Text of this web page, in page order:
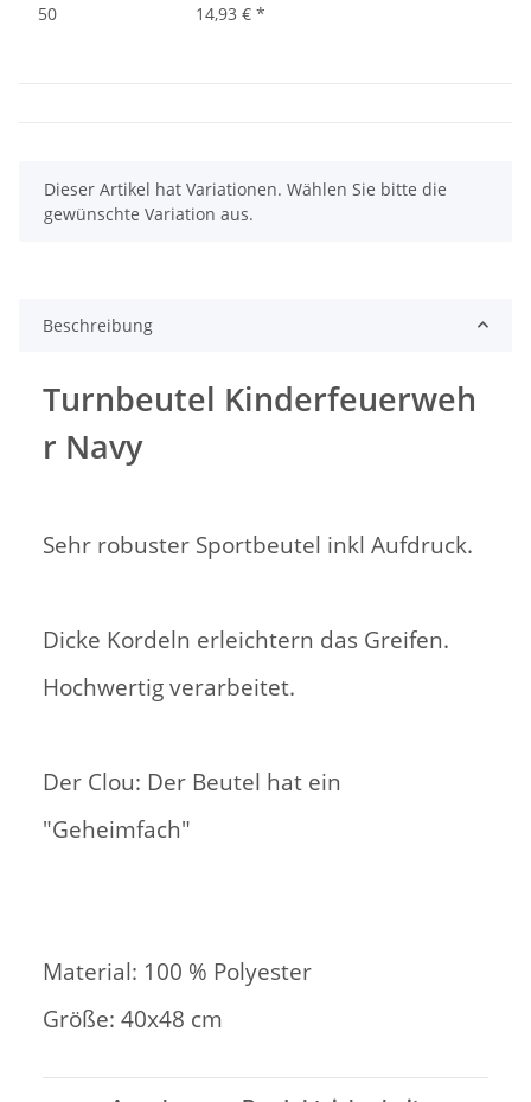
50
14,93 € *
x
Dieser Artikel hat Variationen. Wählen Sie bitte die
gewünschte Variation aus.
Beschreibung
Turnbeutel Kinderfeuerweh
r Navy
Sehr robuster Sportbeutel inkl Aufdruck.
Dicke Kordeln erleichtern das Greifen.
Hochwertig verarbeitet.
Der Clou: Der Beutel hat ein
"Geheimfach"
Material: 100 % Polyester
Größe: 40x48 cm